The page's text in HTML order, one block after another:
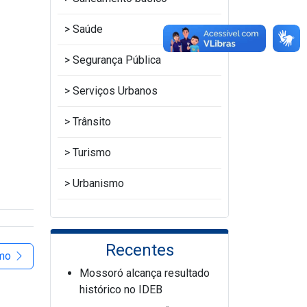
Saúde
Segurança Pública
Serviços Urbanos
Trânsito
Turismo
Urbanismo
Recentes
Mossoró alcança resultado
histórico no IDEB